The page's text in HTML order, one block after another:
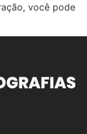
você pode